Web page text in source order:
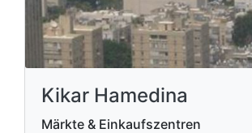
Kikar Hamedina
Märkte & Einkaufszentren